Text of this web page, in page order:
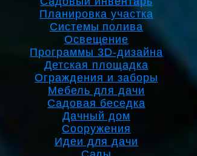
Планировка участка
Системы полива
Освещение
Программы 3D-дизайна
Детская площадка
Ограждения и заборы
Мебель для дачи
Садовая беседка
Дачный дом
Сооружения
Идеи для дачи